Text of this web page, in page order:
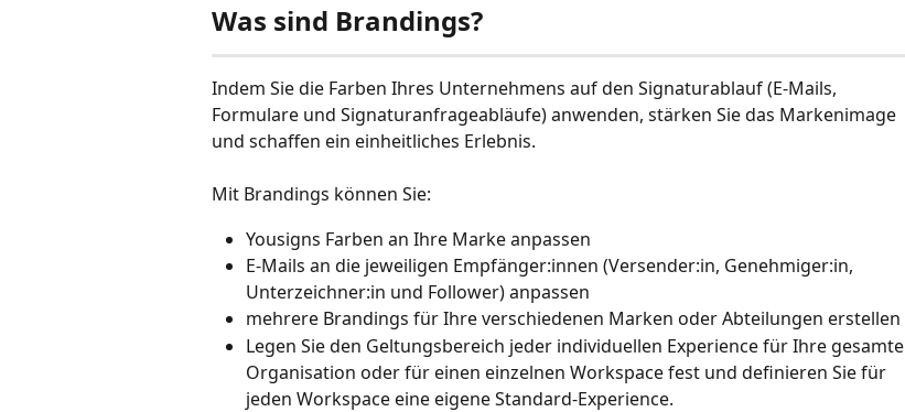
Was sind Brandings?
Indem Sie die Farben Ihres Unternehmens auf den Signaturablauf (E-Mails,
Formulare und Signaturanfrageabläufe) anwenden, stärken Sie das Markenimage
und schaffen ein einheitliches Erlebnis.
Mit Brandings können Sie:
Yousigns Farben an Ihre Marke anpassen
E-Mails an die jeweiligen Empfänger:innen (Versender:in, Genehmiger:in,
Unterzeichner:in und Follower) anpassen
mehrere Brandings für Ihre verschiedenen Marken oder Abteilungen erstellen
Legen Sie den Geltungsbereich jeder individuellen Experience für Ihre gesamte
Organisation oder für einen einzelnen Workspace fest und definieren Sie für
jeden Workspace eine eigene Standard-Experience.